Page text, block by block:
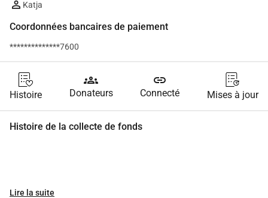
Katja
Coordonnées bancaires de paiement
**************7600
Histoire
groups
Donateurs
link
Connecté Mises à jour
Histoire de la collecte de fonds
Lire la suite